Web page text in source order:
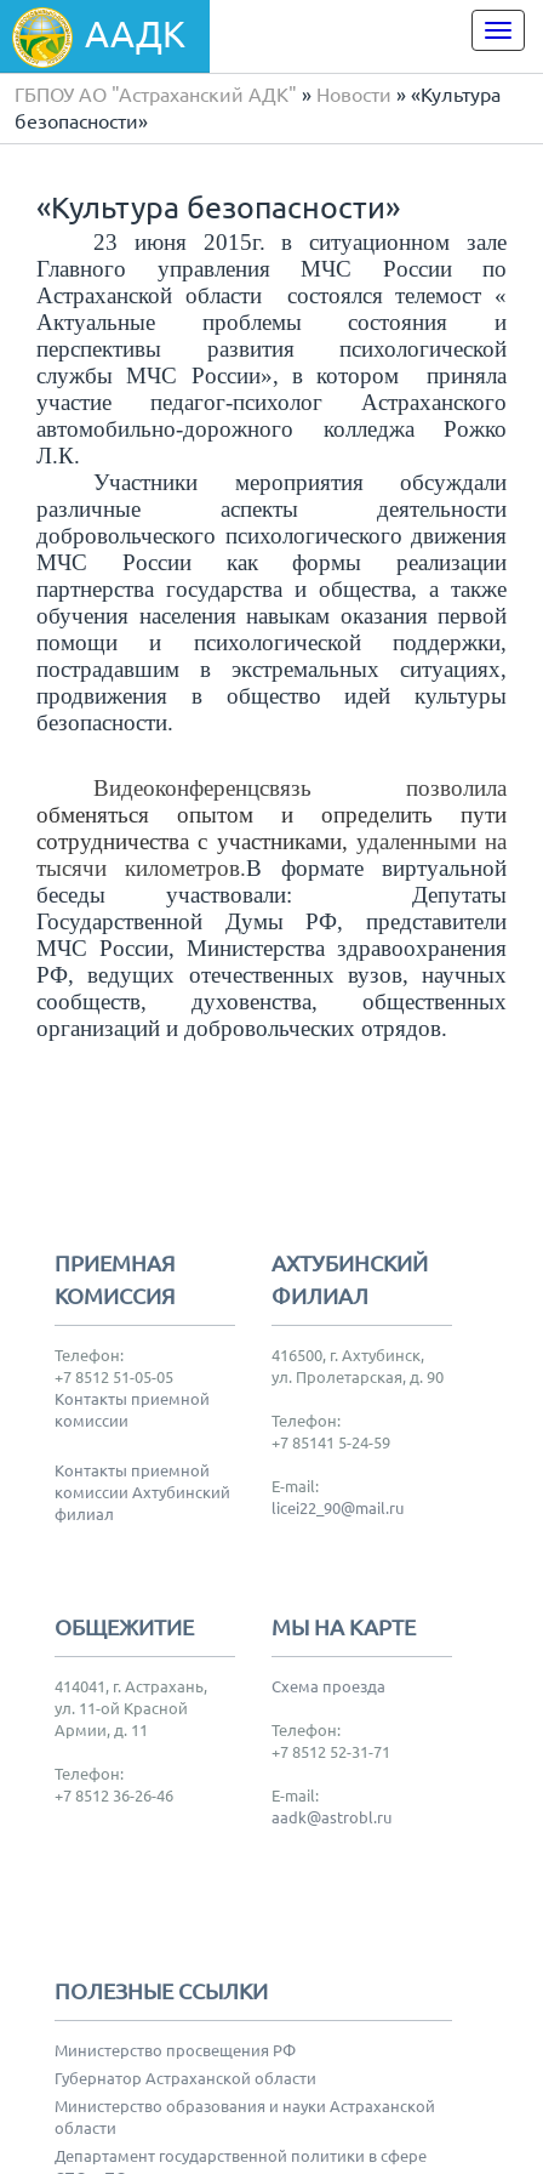
ААДК
ГБПОУ АО "Астраханский АДК" » Новости » «Культура
безопасности»
«Культура безопасности»
23 июня 2015г. в ситуационном зале
Главного управления МЧС России по
Астраханской области состоялся телемост «
Актуальные проблемы состояния и
перспективы развития психологической
службы МЧС России», в котором приняла
участие педагог-психолог Астраханского
автомобильно-дорожного колледжа Рожко
Л.К.
Участники мероприятия обсуждали
различные аспекты деятельности
добровольческого психологического движения
МЧС России как формы реализации
партнерства государства и общества, а также
обучения населения навыкам оказания первой
помощи и психологической поддержки,
пострадавшим в экстремальных ситуациях,
продвижения в общество идей культуры
безопасности.
Видеоконференцсвязь позволила
обменяться опытом и определить пути
сотрудничества с участниками, удаленными на
тысячи километров.В формате виртуальной
беседы участвовали: Депутаты
Государственной Думы РФ, представители
МЧС России, Министерства здравоохранения
РФ, ведущих отечественных вузов, научных
сообществ, духовенства, общественных
организаций и добровольческих отрядов.
ПРИЕМНАЯ
КОМИССИЯ
Телефон:
+7 8512 51-05-05
Контакты приемной
комиссии
Контакты приемной
комиссии Ахтубинский
филиал
АХТУБИНСКИЙ
ФИЛИАЛ
416500, г. Ахтубинск,
ул. Пролетарская, д. 90
Телефон:
+7 85141 5-24-59
E-mail:
licei22_90@mail.ru
ОБЩЕЖИТИЕ
414041, г. Астрахань,
ул. 11-ой Красной
Армии, д. 11
Телефон:
+7 8512 36-26-46
МЫ НА КАРТЕ
Схема проезда
Телефон:
+7 8512 52-31-71
E-mail:
aadk@astrobl.ru
ПОЛЕЗНЫЕ ССЫЛКИ
Министерство просвещения РФ
Губернатор Астраханской области
Министерство образования и науки Астраханской
области
Департамент государственной политики в сфере